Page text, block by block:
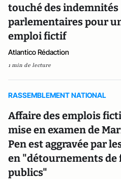
touché des indemnités
parlementaires pour
emploi fictif
Atlantico Rédaction
1 min de lecture
RASSEMBLEMENT NATIONAL
Affaire des emplois
mise en examen de
Pen est aggravée par
en "détournements de
publics"